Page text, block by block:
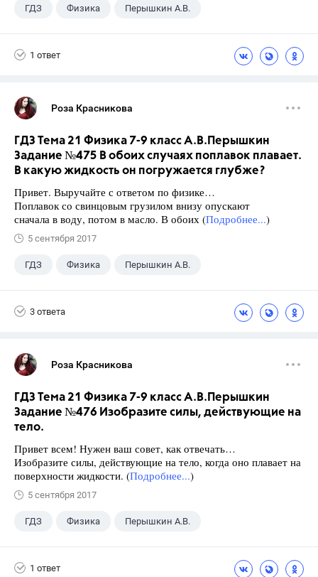
ГДЗ Физика Перышкин А.В.
1 ответ
Роза Красникова
ГДЗ Тема 21 Физика 7-9 класс А.В.Перышкин
Задание №475 В обоих случаях поплавок плавает.
В какую жидкость он погружается глубже?
Привет. Выручайте с ответом по физике…
Поплавок со свинцовым грузилом внизу опускают
сначала в воду, потом в масло. В обоих (Подробнее...)
5 сентября 2017
ГДЗ Физика Перышкин А.В.
3 ответа
Роза Красникова
ГДЗ Тема 21 Физика 7-9 класс А.В.Перышкин
Задание №476 Изобразите силы, действующие на
тело.
Привет всем! Нужен ваш совет, как отвечать…
Изобразите силы, действующие на тело, когда оно плавает на
поверхности жидкости. (Подробнее...)
5 сентября 2017
ГДЗ Физика Перышкин А.В.
1 ответ